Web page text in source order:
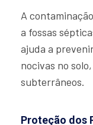
A
a fossas
ajuda a
nocivas no
subterrâneos.
Proteção dos